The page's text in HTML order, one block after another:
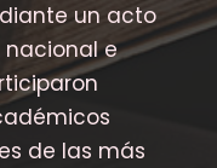
un acto
e
de las más